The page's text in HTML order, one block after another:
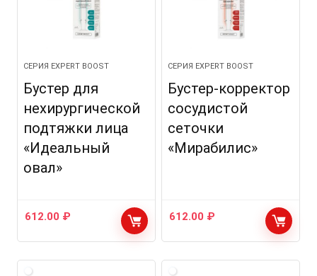
СЕРИЯ EXPERT BOOST
Бустер для
нехирургической
подтяжки лица
«Идеальный
овал»
612.00 ₽
СЕРИЯ EXPERT BOOST
Бустер-корректор
сосудистой
сеточки
«Мирабилис»
612.00 ₽